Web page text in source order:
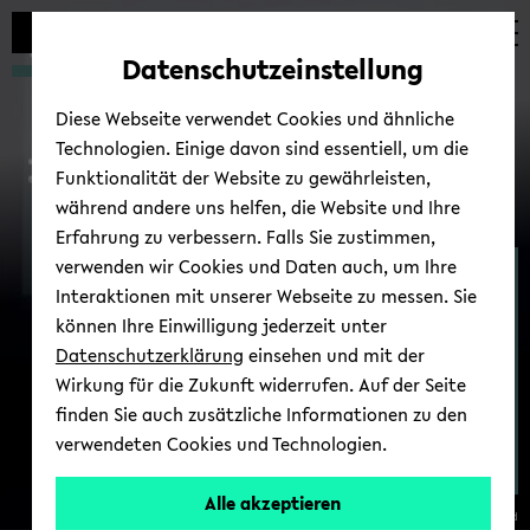
Automatische
vermeiden
zum
wechseln
zum
wechseln
zum
wechseln
SciT-​ID
© Uni­ver­si­tät Bie­le­feld
Datenschutzeinstellung
Diese Webseite verwendet Cookies und ähnliche
Technologien. Einige davon sind essentiell, um die
Funktionalität der Website zu gewährleisten,
während andere uns helfen, die Website und Ihre
Erfahrung zu verbessern. Falls Sie zustimmen,
verwenden wir Cookies und Daten auch, um Ihre
Interaktionen mit unserer Webseite zu messen. Sie
können Ihre Einwilligung jederzeit unter
Datenschutzerklärung einsehen und mit der
Wirkung für die Zukunft widerrufen. Auf der Seite
finden Sie auch zusätzliche Informationen zu den
verwendeten Cookies und Technologien.
Alle akzeptieren